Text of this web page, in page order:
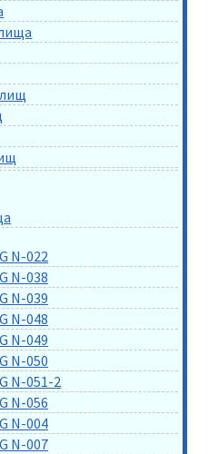
N-022
N-038
N-039
N-048
N-049
N-050
N-051-2
N-056
N-004
N-007